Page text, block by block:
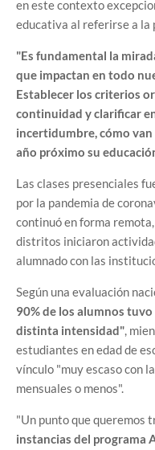
en este contexto
educativa al referirse a la
"Es fundamental la
que impactan en todo
Establecer los criterios
continuidad y clarificar
incertidumbre, cómo
año próximo su
Las clases presenciales
por la pandemia de
continuó en forma
distritos iniciaron
alumnado con las
Según una evaluación
90% de los alumnos
distinta intensidad",
estudiantes en edad de
vínculo "muy escaso con
mensuales o menos".
"Un punto que queremos
instancias del programa